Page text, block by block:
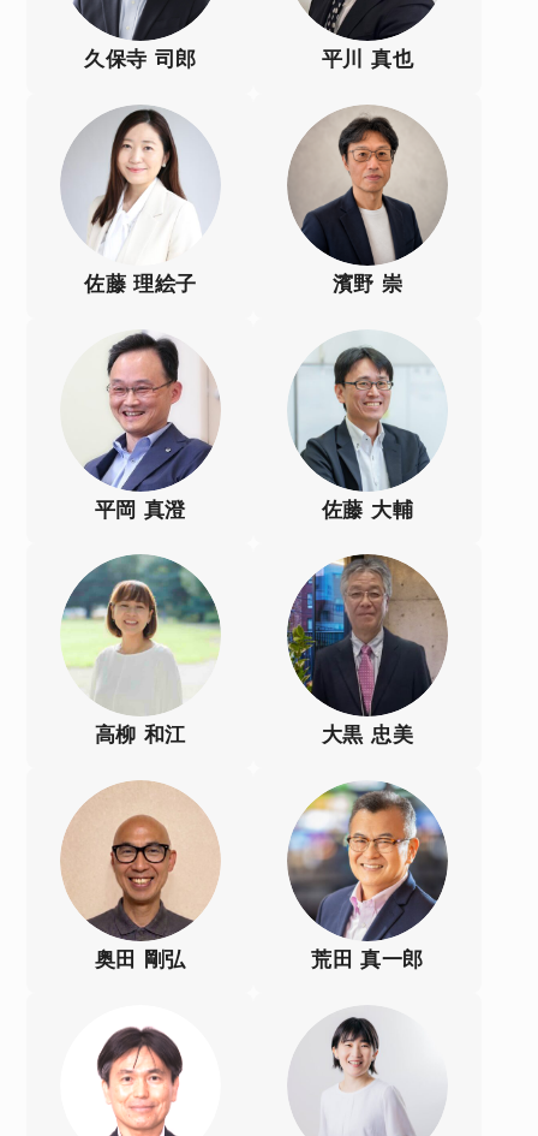
久保寺 司郎 平川 真也
佐藤 理絵子 濱野 崇
平岡 真澄 佐藤 大輔
高柳 和江 大黒 忠美
奥田 剛弘 荒田 真一郎